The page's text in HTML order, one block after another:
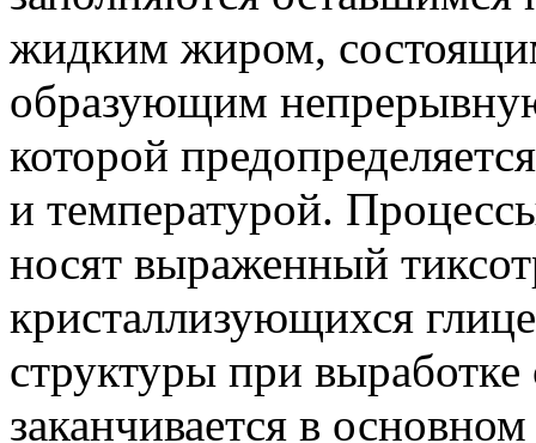
жидким жиром,
образующим
которой
и температурой.
носят выраженный
кристаллизующихся
структуры при
заканчивается в